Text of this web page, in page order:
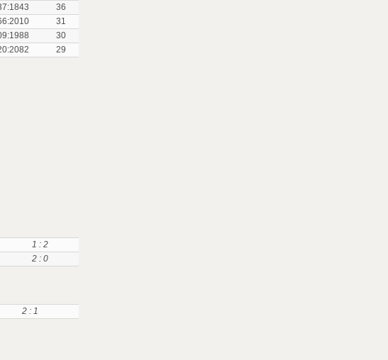
36
31
30
29
1 : 2
2 : 0
2 : 1